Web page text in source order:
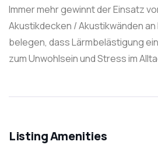
Immer mehr gewinnt der Einsatz
Akustikdecken / Akustikwänden
belegen, dass Lärmbelästigung
zum Unwohlsein und Stress im
Listing Amenities